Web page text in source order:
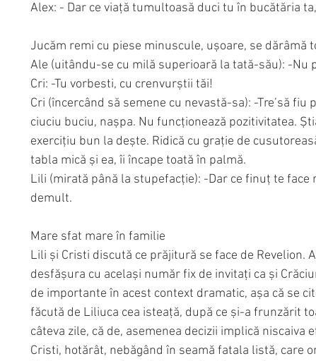
Alex: - Dar ce viață tumultoasă duci tu în bucătăria
Jucăm remi cu piese minuscule, ușoare, se dărâmă
Ale (uitându-se cu milă superioară la tată-său): -Nu
Cri: -Tu vorbesti, cu crenvurștii tăi!
Cri (încercând să semene cu nevastă-sa): -Tre’să fiu
ciuciu buciu, nașpa. Nu funcționează pozitivitatea.
exercițiu bun la dește. Ridică cu grație de
tabla mică și ea, îi încape toată în palmă.
Lili (mirată până la stupefacție): -Dar ce finuț te
demult.
Mare sfat mare în familie
Lili și Cristi discută ce prăjitură se face de Revelion.
desfășura cu același număr fix de invitați ca și
de importante în acest context dramatic, așa că se
făcută de Liliuca cea isteață, după ce și-a frunzărit
câteva zile, că de, asemenea decizii implică niscaiva
Cristi, hotărât, nebăgând în seamă fatala listă, care